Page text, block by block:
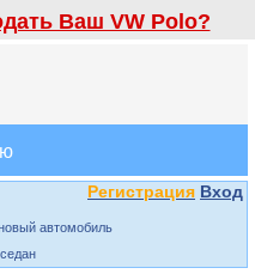
Ваш VW Polo?
Регистрация Вход
автомобиль